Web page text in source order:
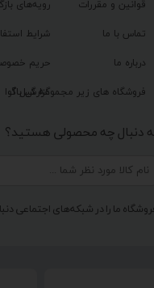
رویه‌های
شرایط
حریم
گزارش باگ
قوانین و مقررات
تماس با ما
درباره ما
فروشگاه های زیر مجموعه گیل آوا
دنبال چه محصولی هستید؟
ما را در شبکه‌های اجتماعی